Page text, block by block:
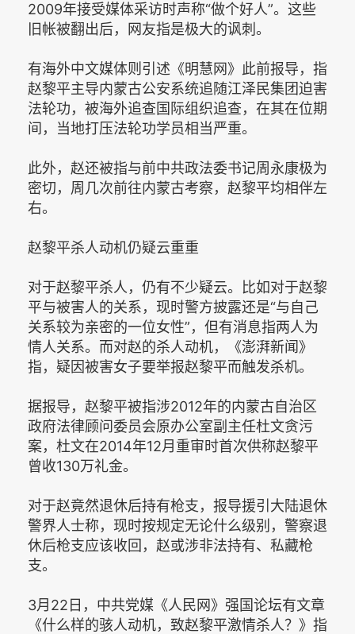
2009年接受媒体采访时声称“做个好人”。这些
旧帐被翻出后，网友指是极大的讽刺。
有海外中文媒体则引述《明慧网》此前报导，指
赵黎平主导内蒙古公安系统追随江泽民集团迫害
法轮功，被海外追查国际组织追查，在其在位期
间，当地打压法轮功学员相当严重。
此外，赵还被指与前中共政法委书记周永康极为
密切，周几次前往内蒙古考察，赵黎平均相伴左
右。
赵黎平杀人动机仍疑云重重
对于赵黎平杀人，仍有不少疑云。比如对于赵黎
平与被害人的关系，现时警方披露还是“与自己
关系较为亲密的一位女性”，但有消息指两人为
情人关系。而对赵的杀人动机，《澎湃新闻》
指，疑因被害女子要举报赵黎平而触发杀机。
据报导，赵黎平被指涉2012年的内蒙古自治区
政府法律顾问委员会原办公室副主任杜文贪污
案，杜文在2014年12月重审时首次供称赵黎平
曾收130万礼金。
对于赵竟然退休后持有枪支，报导援引大陆退休
警界人士称，现时按规定无论什么级别，警察退
休后枪支应该收回，赵或涉非法持有、私藏枪
支。
3月22日，中共党媒《人民网》强国论坛有文章
《什么样的骇人动机，致赵黎平激情杀人？》指